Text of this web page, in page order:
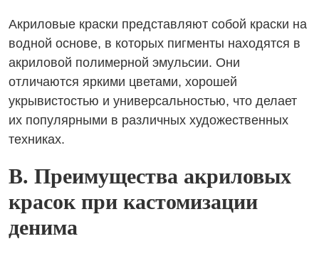
Акриловые краски представляют собой краски на
водной основе, в которых пигменты находятся в
акриловой полимерной эмульсии. Они
отличаются яркими цветами, хорошей
укрывистостью и универсальностью, что делает
их популярными в различных художественных
техниках.
B. Преимущества акриловых
красок при кастомизации
денима